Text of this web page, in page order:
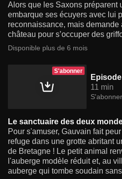
Alors que les Saxons préparent
embarque ses écuyers avec lui
reconnaissance, mais demande
château pour s’occuper des
Disponible plus de 6 mois
S'abonner
11 min
S'abonner
Le sanctuaire des deux
Pour s'amuser, Gauvain fait
refuge dans une grotte abritant
de Bretagne ! Le petit animal
l'auberge modèle réduit et, au
auberge qui tombe soudain